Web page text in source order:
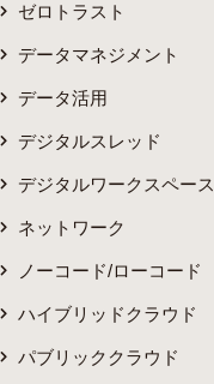
ゼロトラスト
データマネジメント
データ活用
デジタルスレッド
デジタルワークスペース
ネットワーク
ノーコード/ローコード
ハイブリッドクラウド
パブリッククラウド